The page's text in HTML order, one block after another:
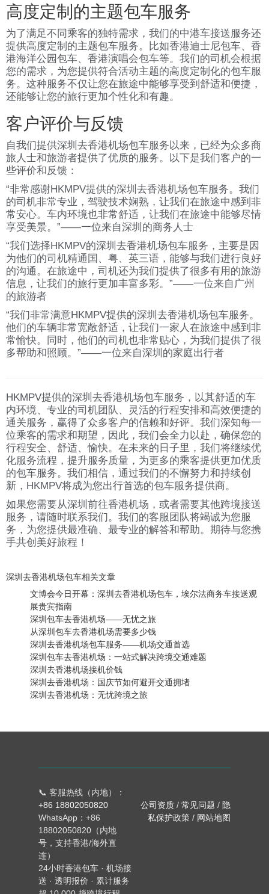
高度定制的主题包车服务
为了满足不同乘客的独特需求，我们的中港车接送服务还
提供高度定制的主题包车服务。比如香港迪士尼包车、香
港海洋公园包车、香港演唱会包车等。我们的司机会根据
您的需求，为您提供符合活动主题的高度定制化的包车服
务。这种服务不仅让您在旅途中能够享受到舒适和便捷，
还能够让您的旅行更加个性化和有趣。
客户评价与反馈
自我们提供深圳去香港机场包车服务以来，已经为众多商
旅人士和旅游者提供了优质的服务。以下是我们客户的一
些评价和反馈：
“非常感谢HKMPV提供的深圳去香港机场包车服务。我们
的司机非常专业，驾驶技术娴熟，让我们在旅途中感到非
常安心。车内环境也非常舒适，让我们在旅途中能够尽情
享受美景。”——一位来自深圳的商务人士
“我们选择HKMPV的深圳去香港机场包车服务，主要是因
为他们的司机精通国、粤、英三语，能够与我们进行良好
的沟通。在旅途中，司机还为我们提供了很多有用的旅游
信息，让我们的旅行更加丰富多彩。”——一位来自广州
的旅游者
“我们非常满意HKMPV提供的深圳去香港机场包车服务。
他们的车辆非常宽敞舒适，让我们一家人在旅途中感到非
常愉快。同时，他们的司机也非常贴心，为我们提供了很
多帮助和照顾。”——一位来自深圳的家庭出行者
HKMPV提供的深圳去香港机场包车服务，以其舒适的车
内环境、专业的司机团队、灵活的行程安排和高效便捷的
通关服务，赢得了众多客户的信赖和好评。我们深知每一
位乘客的需求和期望，因此，我们会全力以赴，确保您的
行程安全、舒适、愉快。在未来的日子里，我们将继续优
化服务流程，提升服务质量，为更多的乘客提供更加优质
的包车服务。我们相信，通过我们的不懈努力和持续创
新，HKMPV将成为您出行首选的包车服务提供商。
如果您需要从深圳前往香港机场，或者需要其他跨境接送
服务，请随时联系我们。我们的客服团队将竭诚为您服
务，为您提供最准确、最专业的解答和帮助。期待与您携
手共创美好旅程！
深圳去香港机场包车相关文章
文博会今日开幕：深圳去香港机场包车，埃尔法商务车接送观
展贵宾指南
深圳包车去香港机场——无忧之旅
从深圳包车去香港机场需要多少钱
深圳去香港机场包车服务——机场交通首选
深圳包车去香港机场：一站式解决跨境交通难题
深圳去香港机场接机价钱
深圳去香港机场：国庆节如何避开交通拥堵
深圳去香港机场：无忧跨境之旅
📞 客服热线（内地）：
+86 18802050820
WhatsApp：+86
18802050820（内地
号，支持香港/海外直
连）
24小时香港包车 · 机场接
送 · 透明报价 · 累计服务
公司资质 / 常见问题 / 隐
私保护政策 / 网站地图